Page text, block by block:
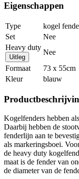
Eigenschappen
Type
kogel
Set
Nee
Heavy duty
Uitleg
Nee
Formaat
73 x 55cm
Kleur
blauw
Kogelfenders hebben
Daarbij hebben de
fenderlijn aan te
als markeringsboei.
de heavy duty
maat is de fender van
de diameter van de